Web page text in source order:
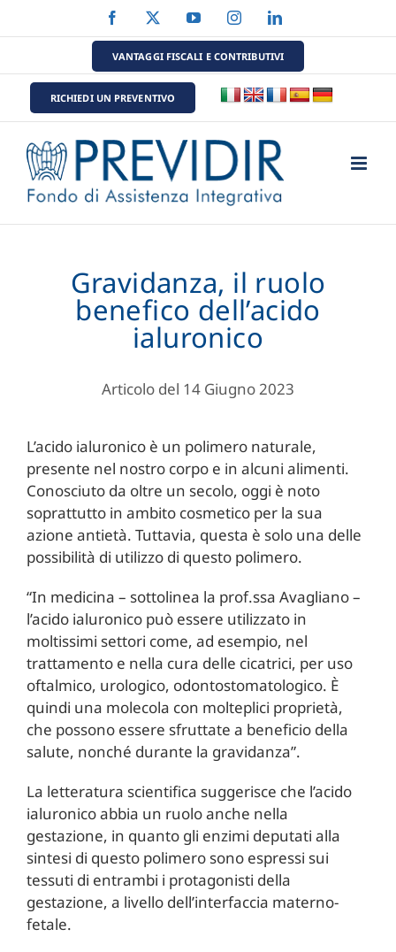
al
Facebook YouTubeInstagramLinkedIn
VANTAGGI FISCALI E CONTRIBUTIVI
RICHIEDI UN PREVENTIVO
Gravidanza, il ruolo
benefico dell’acido
ialuronico
Articolo del 14 Giugno 2023
L’acido ialuronico è un polimero naturale,
presente nel nostro corpo e in alcuni alimenti.
Conosciuto da oltre un secolo, oggi è noto
soprattutto in ambito cosmetico per la sua
azione antietà. Tuttavia, questa è solo una delle
possibilità di utilizzo di questo polimero.
“In medicina – sottolinea la prof.ssa Avagliano –
l’acido ialuronico può essere utilizzato in
moltissimi settori come, ad esempio, nel
trattamento e nella cura delle cicatrici, per uso
oftalmico, urologico, odontostomatologico. È
quindi una molecola con molteplici proprietà,
che possono essere sfruttate a beneficio della
salute, nonché durante la gravidanza”.
La letteratura scientifica suggerisce che l’acido
ialuronico abbia un ruolo anche nella
gestazione, in quanto gli enzimi deputati alla
sintesi di questo polimero sono espressi sui
tessuti di entrambi i protagonisti della
gestazione, a livello dell’interfaccia materno-
fetale.